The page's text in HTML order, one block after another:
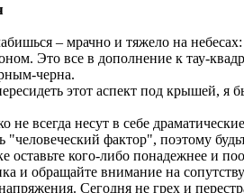
– мрачно и тяжело на
Это все в дополнение к тау-
черна.
этот аспект под крышей, я
не всегда несут в себе
"человеческий фактор", поэтому
оставьте кого-либо понадежнее и
и обращайте внимание на
Сегодня не грех и